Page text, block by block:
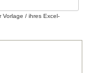
Vorlage / ihres Excel-